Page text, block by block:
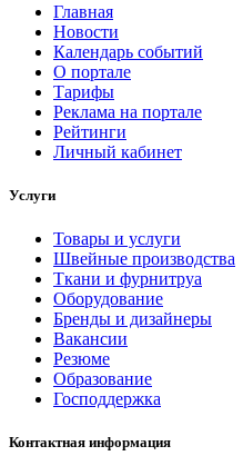
Главная
Новости
Календарь событий
О портале
Тарифы
Реклама на портале
Рейтинги
Личный кабинет
Услуги
Товары и услуги
Швейные производства
Ткани и фурнитруа
Оборудование
Бренды и дизайнеры
Вакансии
Резюме
Образование
Господдержка
Контактная информация